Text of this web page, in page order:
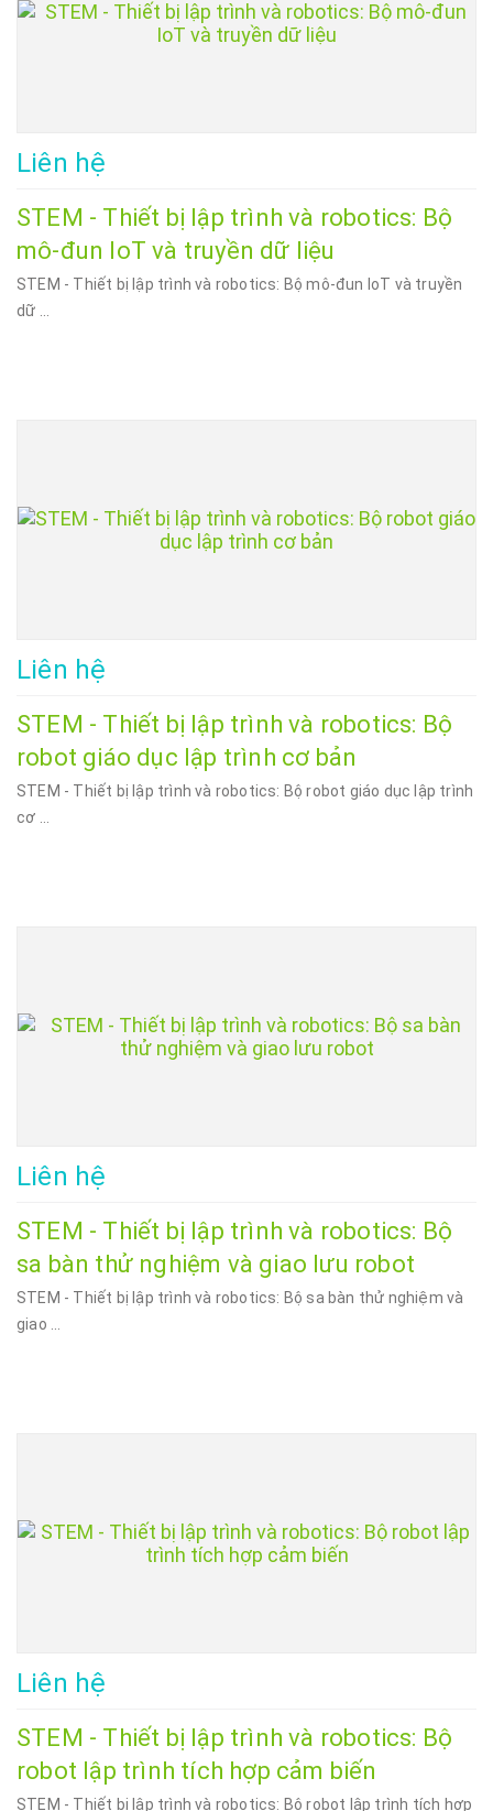
Liên hệ
STEM - Thiết bị lập trình và robotics: Bộ
mô-đun IoT và truyền dữ liệu
STEM - Thiết bị lập trình và robotics: Bộ mô-đun IoT và truyền
dữ ...
Liên hệ
STEM - Thiết bị lập trình và robotics: Bộ
robot giáo dục lập trình cơ bản
STEM - Thiết bị lập trình và robotics: Bộ robot giáo dục lập trình
cơ ...
Liên hệ
STEM - Thiết bị lập trình và robotics: Bộ
sa bàn thử nghiệm và giao lưu robot
STEM - Thiết bị lập trình và robotics: Bộ sa bàn thử nghiệm và
giao ...
Liên hệ
STEM - Thiết bị lập trình và robotics: Bộ
robot lập trình tích hợp cảm biến
STEM - Thiết bị lập trình và robotics: Bộ robot lập trình tích hợp